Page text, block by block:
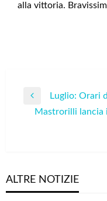
alla vittoria.
Navigazione
articoli
Previous
Post
Luglio: Orari
Mastrorilli lancia
ALTRE NOTIZIE